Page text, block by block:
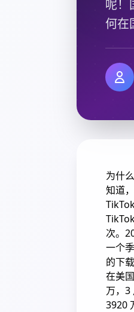
呢！
何在
为什
知道
次。
一个
的下
在美
万，3
3920